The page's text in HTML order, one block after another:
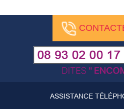
ASSISTANCE